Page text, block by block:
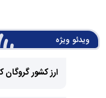
ویدئو ویژه
ارز کشور گروگان